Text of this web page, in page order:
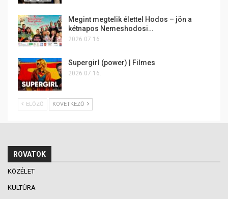
Megint megtelik élettel Hodos – jön a
kétnapos Nemeshodosi…
2026.07.16.
Supergirl (power) | Filmes
2026.07.16.
ELŐZŐ KÖVETKEZŐ
ROVATOK
KÖZÉLET
KULTÚRA